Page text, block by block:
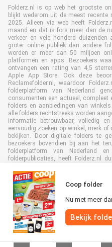
Coop folder
Nu met meer
Bekijk
Folderz.nl is op web het grootste
blijkt wederom uit de meest recente
2025. Alleen via web heeft
maand en dat is fors meer dan de
verkeer en vele honderd
groter online publiek dan andere
worden er meer dan 50 miljoen
platformen en apps. Bezoekers
ontvangen een rating van 4,5
Apple App Store. Ook deze
Reclamefolder.nl, waardoor
folderplatform van Nederland
consumenten een actueel,
folders en aanbiedingen van
alle folders rechtstreeks worden
informatie betrouwbaar, volledig
eenvoudig zoeken op winkel, merk
bekijken. Door digitale folders te
bezoekers bovendien bij aan het
folderplatform van Nederland
folderpublicaties, heeft Folderz.nl
speler in de digitale foldermarkt.
Alle rechten voorbehouden ©